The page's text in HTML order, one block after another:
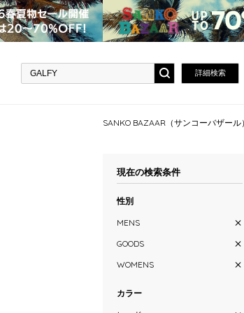
詳細検索
SANKO BAZAAR（サンコーバザール
現在の検索条件
性別
MENS
GOODS
WOMENS
カラー